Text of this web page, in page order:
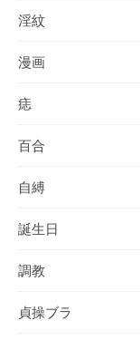
淫紋
漫画
痣
百合
自縛
誕生日
調教
貞操ブラ